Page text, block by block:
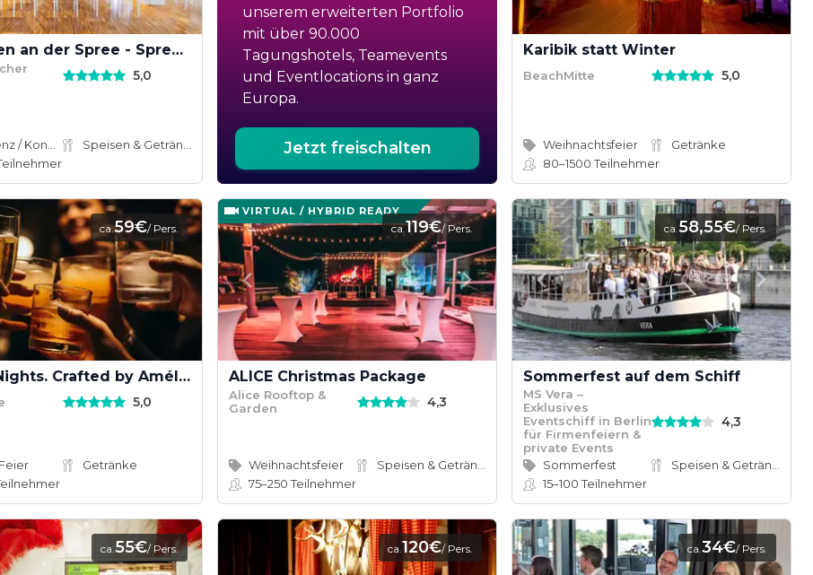
Tagungen an der Spree - Spreespeicher Berlin
5,0
unserem erweiterten Portfolio
mit über 90.000
Tagungshotels, Teamevents
und Eventlocations in ganz
Europa.
Jetzt freischalten
Karibik statt Winter
BeachMitte 5,0
Weihnachtsfeier
Getränke
80–1500Teilnehmer
ca.59€/ Pers.
Private Nights. Crafted by Amélie.
5,0
Getränke
VIRTUAL / HYBRID READY
ca.119€/ Pers.
ALICE Christmas Package
Alice Rooftop &
Garden
4,3
Weihnachtsfeier
75–250Teilnehmer
ca.58,55€/ Pers.
Sommerfest auf dem Schiff
MS Vera –
Exklusives
Eventschiff in Berlin
für Firmenfeiern &
private Events
4,3
Sommerfest
15–100Teilnehmer
ca.55€/ Pers. ca.120€/ Pers. ca.34€/ Pers.